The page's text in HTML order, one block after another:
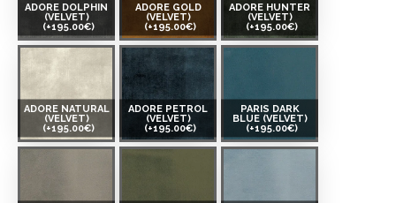
ADORE DOLPHIN
(VELVET)
(+195.00€)
ADORE GOLD
(VELVET)
(+195.00€)
ADORE HUNTER
(VELVET)
(+195.00€)
ADORE NATURAL
(VELVET)
(+195.00€)
ADORE PETROL
(VELVET)
(+195.00€)
PARIS DARK
BLUE (VELVET)
(+195.00€)